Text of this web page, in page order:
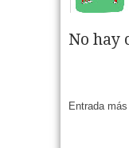
No hay
Entrada